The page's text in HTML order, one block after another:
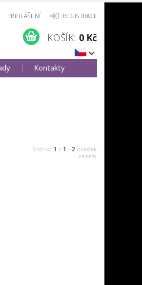
PŘIHLÁŠENÍ REGISTRACE
KOŠÍK: 0 Kč
Kontakty
Stránka 1 z 1 -2 položek
celkem